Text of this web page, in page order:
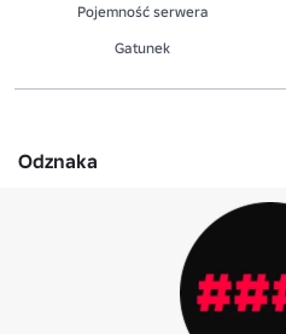
Pojemność serwera
Gatunek
Odznaka